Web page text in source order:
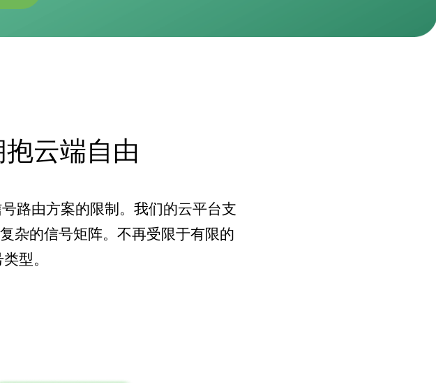
云端自由
路由方案的限制。我们的云平台支
杂的信号矩阵。不再受限于有限的
型。